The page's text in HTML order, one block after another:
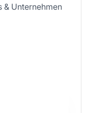
& Unternehmen